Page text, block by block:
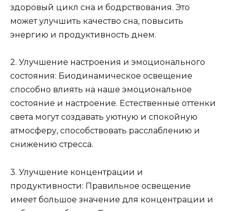
здоровый цикл сна и бодрствования. Это
может улучшить качество сна, повысить
энергию и продуктивность днем.
2. Улучшение настроения и эмоционального
состояния: Биодинамическое освещение
способно влиять на наше эмоциональное
состояние и настроение. Естественные оттенки
света могут создавать уютную и спокойную
атмосферу, способствовать расслаблению и
снижению стресса.
3. Улучшение концентрации и
продуктивности: Правильное освещение
имеет большое значение для концентрации и